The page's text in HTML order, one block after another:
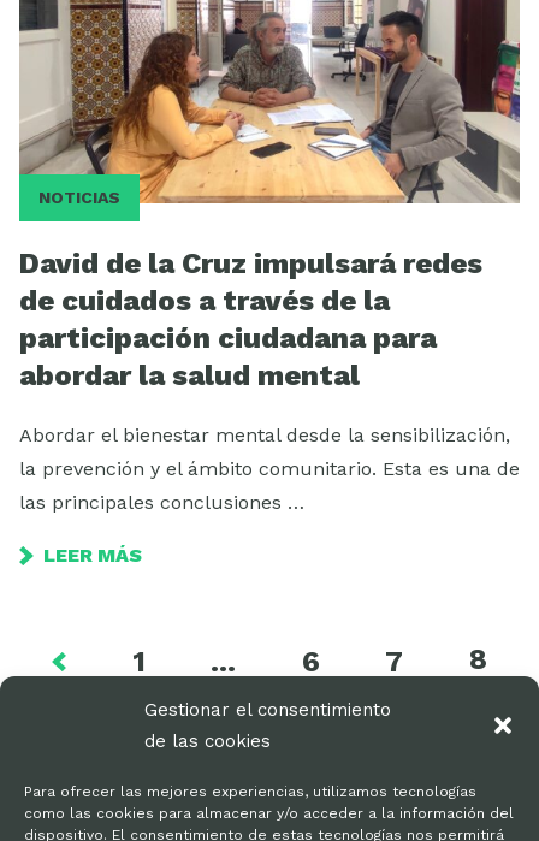
Gestionar el consentimiento
de las cookies
Para ofrecer las mejores experiencias, utilizamos tecnologías
como las cookies para almacenar y/o acceder a la información del
dispositivo. El consentimiento de estas tecnologías nos permitirá
NOTICIAS
David de la Cruz impulsará redes
de cuidados a través de la
participación ciudadana para
abordar la salud mental
Abordar el bienestar mental desde la sensibilización,
la prevención y el ámbito comunitario. Esta es una de
las principales conclusiones …
LEER MÁS
1 … 6 7 8